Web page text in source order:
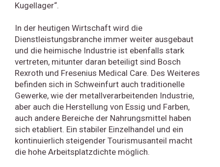
Kugellager“.
In der heutigen Wirtschaft wird die
Dienstleistungsbranche immer weiter ausgebaut
und die heimische Industrie ist ebenfalls stark
vertreten, mitunter daran beteiligt sind Bosch
Rexroth und Fresenius Medical Care. Des Weiteres
befinden sich in Schweinfurt auch traditionelle
Gewerke, wie der metallverarbeitenden Industrie,
aber auch die Herstellung von Essig und Farben,
auch andere Bereiche der Nahrungsmittel haben
sich etabliert. Ein stabiler Einzelhandel und ein
kontinuierlich steigender Tourismusanteil macht
die hohe Arbeitsplatzdichte möglich.